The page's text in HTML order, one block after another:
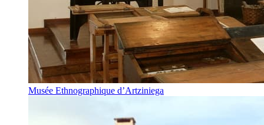
Musée Ethnographique d’Artziniega